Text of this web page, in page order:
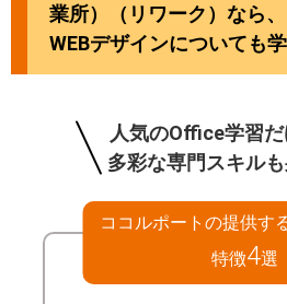
業所）（リワーク）なら、
WEBデザインについても学
人気のOffice学習だ
多彩な専門スキルも
ココルポートの提供す
特徴4選